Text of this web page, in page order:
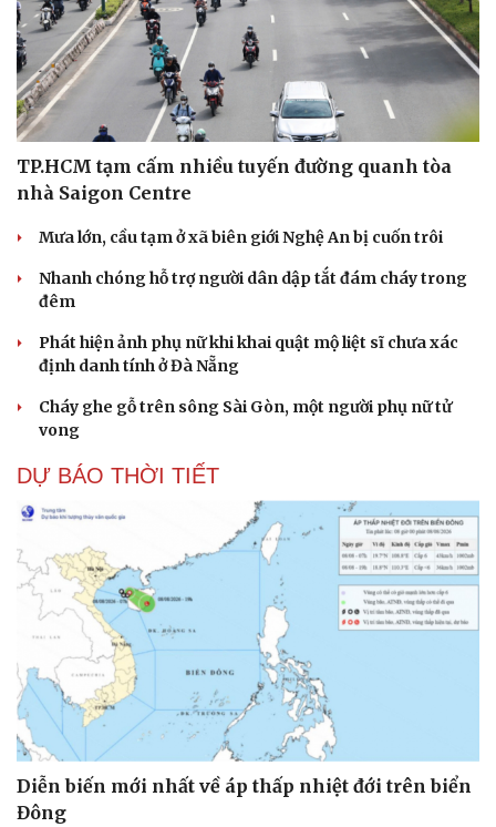
Cải chính
TP.HCM tạm cấm nhiều tuyến đường quanh tòa
nhà Saigon Centre
Mưa lớn, cầu tạm ở xã biên giới Nghệ An bị cuốn trôi
Nhanh chóng hỗ trợ người dân dập tắt đám cháy trong
đêm
Phát hiện ảnh phụ nữ khi khai quật mộ liệt sĩ chưa xác
định danh tính ở Đà Nẵng
Cháy ghe gỗ trên sông Sài Gòn, một người phụ nữ tử
vong
DỰ BÁO THỜI TIẾT
Diễn biến mới nhất về áp thấp nhiệt đới trên biển
Đông